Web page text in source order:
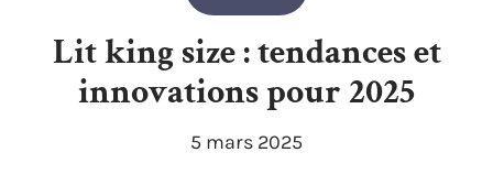
Lit king size : tendances et
innovations pour 2025
5 mars 2025